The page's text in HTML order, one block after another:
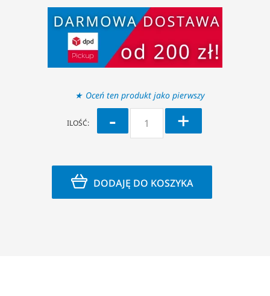
Oceń ten produkt jako pierwszy
ILOŚĆ: - +
DODAJĘ DO KOSZYKA